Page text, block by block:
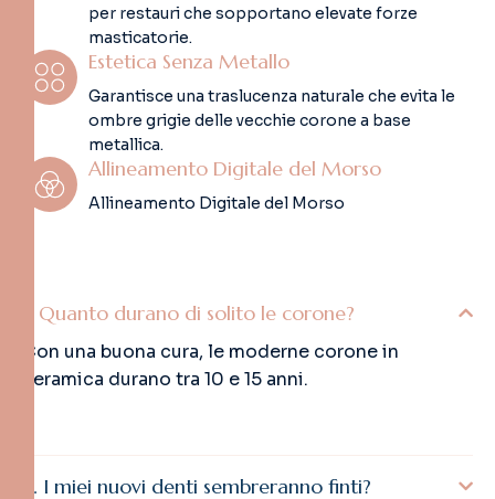
per restauri che sopportano elevate forze
masticatorie.
Estetica Senza Metallo
Garantisce una traslucenza naturale che evita le
ombre grigie delle vecchie corone a base
metallica.
Allineamento Digitale del Morso
Allineamento Digitale del Morso
Quanto durano di solito le corone?
Con una buona cura, le moderne corone in
ceramica durano tra 10 e 15 anni.
I miei nuovi denti sembreranno finti?